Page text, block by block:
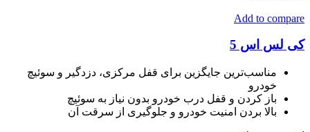
Add to compare
کی لس اس 5
مناسب‌ترین جایگزین برای قفل مرکزی، دزدگیر و سوئیچ
خودرو
باز کردن و قفل درب خودرو بدون نیاز به سوئیچ
بالا بردن امنیت خودرو و جلوگیری از سرقت آن